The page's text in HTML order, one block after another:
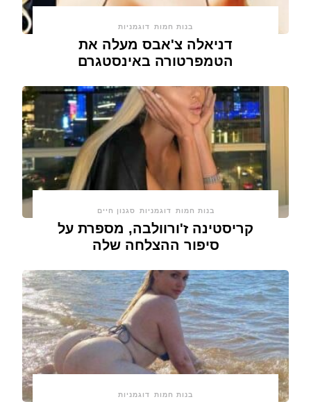
בנות חמות דוגמניות
דניאלה צ'אבס מעלה את
הטמפרטורה באינסטגרם
בנות חמות דוגמניות סגנון חיים
קריסטינה ז'ורוולבה, מספרת על
סיפור ההצלחה שלה
בנות חמות דוגמניות